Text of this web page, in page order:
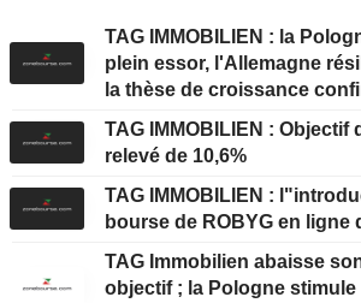
TAG IMMOBILIEN : la Pologne en
plein essor, l'Allemagne
la thèse de croissance
TAG IMMOBILIEN : Objectif de cours
relevé de 10,6%
TAG IMMOBILIEN : l"introduction en
bourse de ROBYG en ligne
TAG Immobilien abaisse
objectif ; la Pologne stimule